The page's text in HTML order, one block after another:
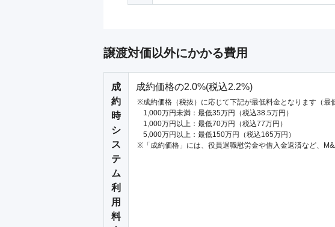
譲渡対価以外にかかる費用
成
約
時
シ
ス
テ
ム
利
用
料
成約価格の2.0%(税込2.2%)
成約価格（税抜）に応じて下記が最低料金となります（最
1,000万円未満：最低35万円（税込38.5万円）
1,000万円以上：最低70万円（税込77万円）
5,000万円以上：最低150万円（税込165万円）
「成約価格」には、役員退職慰労金や借入金返済など、